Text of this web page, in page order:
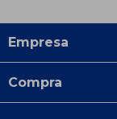
Empresa
Compra